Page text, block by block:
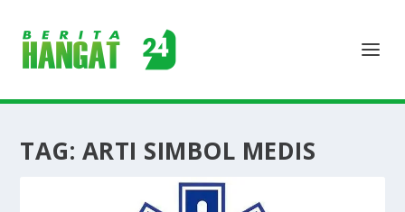
TAG: ARTI SIMBOL MEDIS